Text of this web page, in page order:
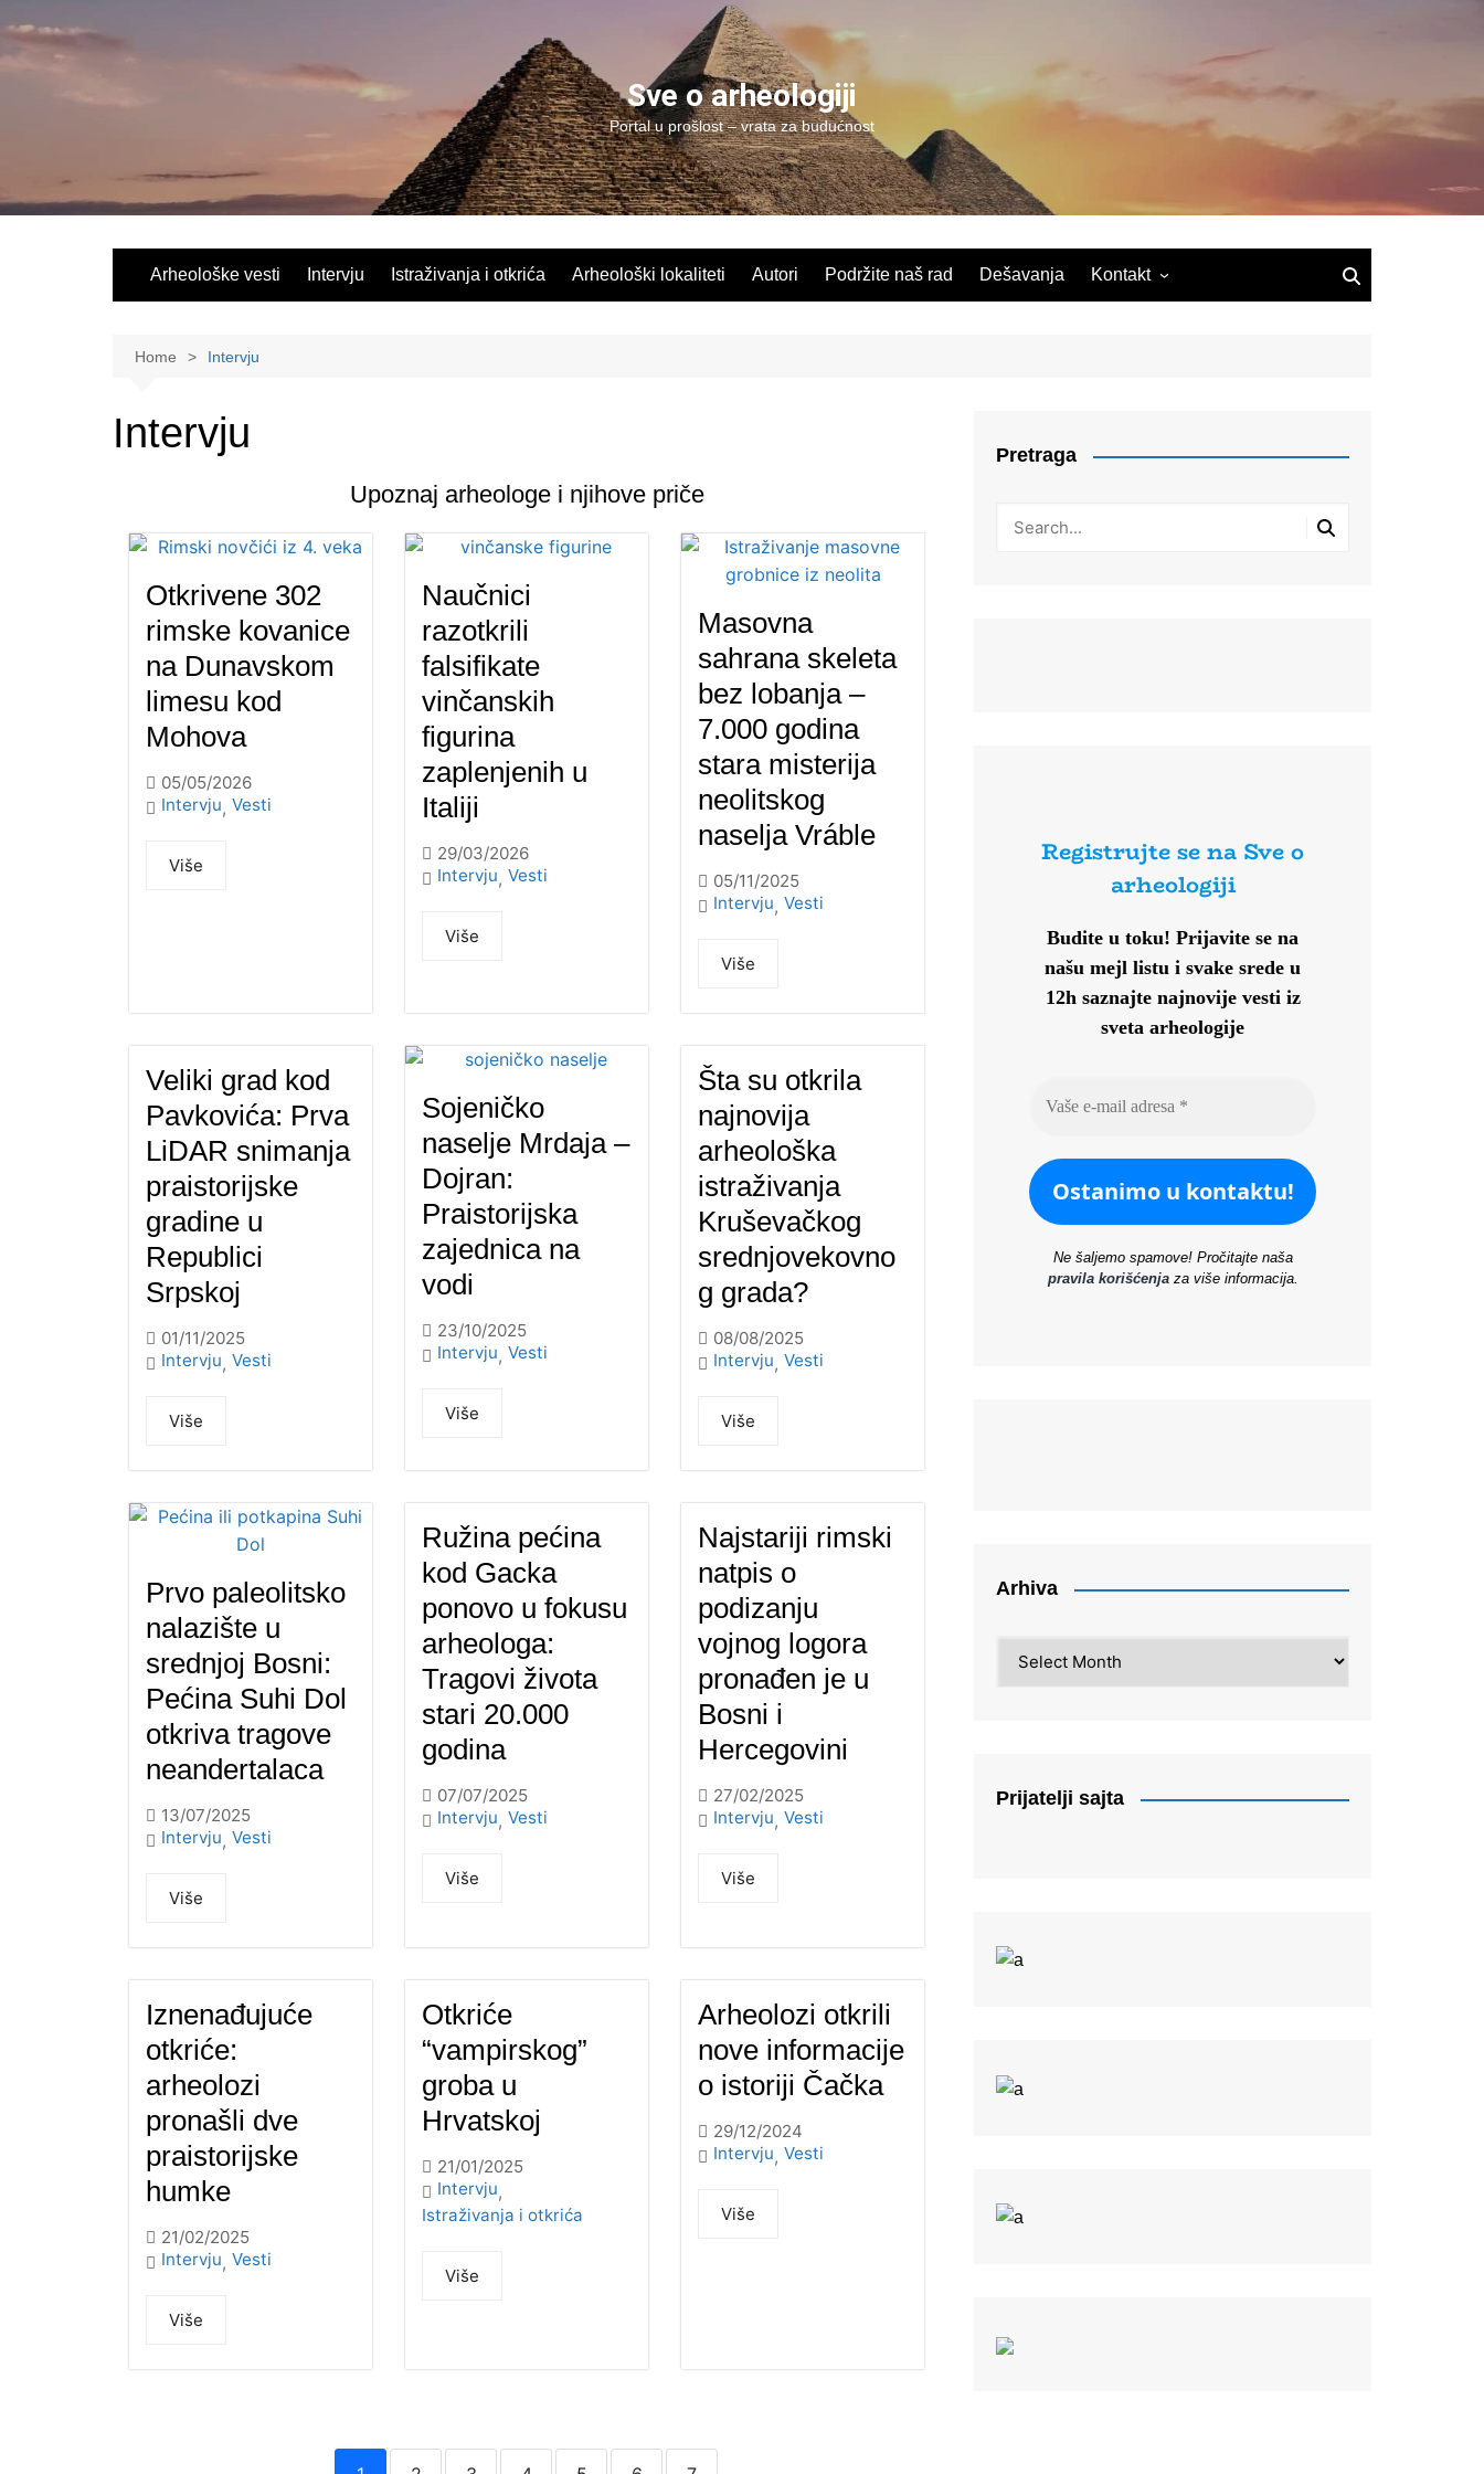
Sve o arheologiji
Portal u prošlost – vrata za budućnost
Arheološke vesti Intervju Istraživanja i otkrića Arheološki lokaliteti Autori Podržite naš rad Dešavanja Kontakt
Home Intervju
Intervju
Upoznaj arheologe i njihove priče
Otkrivene 302
rimske kovanice
na Dunavskom
limesu kod
Mohova
05/05/2026
Intervju, Vesti
Više
Naučnici
razotkrili
falsifikate
vinčanskih
figurina
zaplenjenih u
Italiji
29/03/2026
Intervju, Vesti
Više
Masovna
sahrana skeleta
bez lobanja –
7.000 godina
stara misterija
neolitskog
naselja Vráble
05/11/2025
Intervju, Vesti
Više
Veliki grad kod
Pavkovića: Prva
LiDAR snimanja
praistorijske
gradine u
Republici
Srpskoj
01/11/2025
Intervju, Vesti
Više
Sojeničko
naselje Mrdaja –
Dojran:
Praistorijska
zajednica na
vodi
23/10/2025
Intervju, Vesti
Više
Šta su otkrila
najnovija
arheološka
istraživanja
Kruševačkog
srednjovekovno
g grada?
08/08/2025
Intervju, Vesti
Više
Prvo paleolitsko
nalazište u
srednjoj Bosni:
Pećina Suhi Dol
otkriva tragove
neandertalaca
13/07/2025
Intervju, Vesti
Više
Ružina pećina
kod Gacka
ponovo u fokusu
arheologa:
Tragovi života
stari 20.000
godina
07/07/2025
Intervju, Vesti
Više
Najstariji rimski
natpis o
podizanju
vojnog logora
pronađen je u
Bosni i
Hercegovini
27/02/2025
Intervju, Vesti
Više
Iznenađujuće
otkriće:
arheolozi
pronašli dve
praistorijske
humke
21/02/2025
Intervju, Vesti
Više
Otkriće
“vampirskog”
groba u
Hrvatskoj
21/01/2025
Intervju,
Istraživanja i otkrića
Više
Arheolozi otkrili
nove informacije
o istoriji Čačka
29/12/2024
Intervju, Vesti
Više
Pretraga
Registrujte se na Sve o
arheologiji
Budite u toku! Prijavite se na
našu mejl listu i svake srede u
12h saznajte najnovije vesti iz
sveta arheologije
Ne šaljemo spamove! Pročitajte naša
pravila korišćenjaza više informacija.
Arhiva
Prijatelji sajta